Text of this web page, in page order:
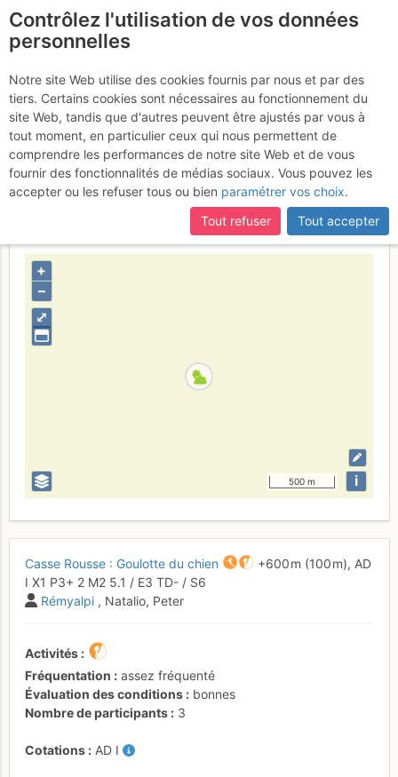
Casse Rousse : Goulotte
du chien/but au bloc
coincé puis couloir de la
cheminée
Samedi 18 mars 2017
Isère Belledonne
⤢
+
–
500 m i
Casse Rousse : Goulotte du chien +600 m (100 m), AD
I X1 P3+ 2 M2 5.1 / E3 TD- / S6
Rémyalpi , Natalio, Peter
Activités
Fréquentation
assez fréquenté
Évaluation des conditions
bonnes
Nombre de participants
3
Cotations AD I
Contrôlez l'utilisation de vos données
personnelles
Notre site Web utilise des cookies fournis par nous et par des
tiers. Certains cookies sont nécessaires au fonctionnement du
site Web, tandis que d'autres peuvent être ajustés par vous à
tout moment, en particulier ceux qui nous permettent de
comprendre les performances de notre site Web et de vous
fournir des fonctionnalités de médias sociaux. Vous pouvez les
accepter ou les refuser tous ou bien paramétrer vos choix.
Tout refuser
Tout accepter